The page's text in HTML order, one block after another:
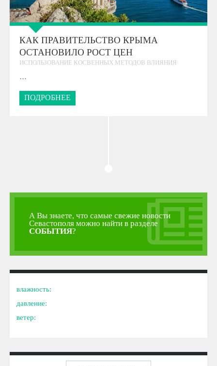
КАК ПРАВИТЕЛЬСТВО КРЫМА
ОСТАНОВИЛО РОСТ ЦЕН
ИСПОЛЬЗОВАНИЕ КОСВЕННЫХ МЕТОДОВ ВЛИЯНИЯ
…
ПОДРОБНЕЕ
А Вы знаете, что самые свежие новости
Севастополя можно найти в разделе
СОБЫТИЯ?
влажность:
давление:
ветер: